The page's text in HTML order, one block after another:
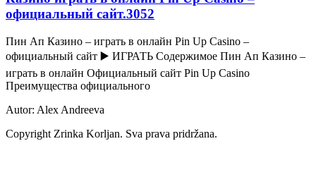
официальный сайт.3052
Пин Ап Казино – играть в онлайн Pin Up Casino –
официальный сайт ▶️ ИГРАТЬ Содержимое Пин Ап Казино –
играть в онлайн Официальный сайт Pin Up Casino
Преимущества официального
Autor: Alex Andreeva
Copyright Zrinka Korljan. Sva prava pridržana.